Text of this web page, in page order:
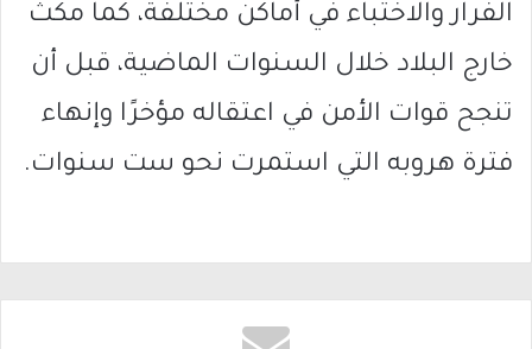
الفرار والاختباء في أماكن مختلفة، كما مكث
خارج البلاد خلال السنوات الماضية، قبل أن
تنجح قوات الأمن في اعتقاله مؤخرًا وإنهاء
فترة هروبه التي استمرت نحو ست سنوات.